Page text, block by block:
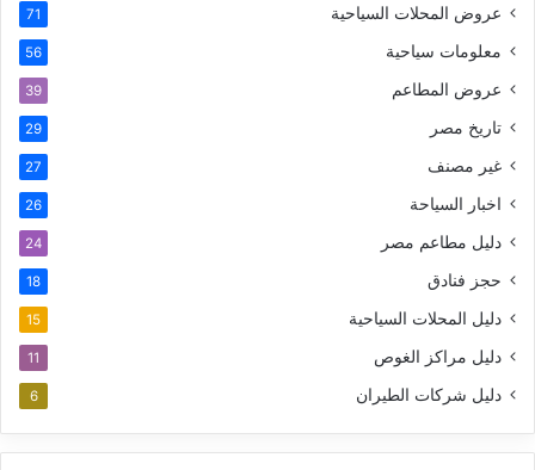
عروض المحلات السياحية 71
معلومات سياحية 56
عروض المطاعم 39
تاريخ مصر 29
غير مصنف 27
اخبار السياحة 26
دليل مطاعم مصر 24
حجز فنادق 18
دليل المحلات السياحية 15
دليل مراكز الغوص 11
دليل شركات الطيران 6